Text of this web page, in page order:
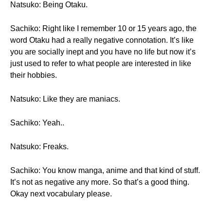
Natsuko: Being Otaku.
Sachiko: Right like I remember 10 or 15 years ago, the
word Otaku had a really negative connotation. It’s like
you are socially inept and you have no life but now it’s
just used to refer to what people are interested in like
their hobbies.
Natsuko: Like they are maniacs.
Sachiko: Yeah..
Natsuko: Freaks.
Sachiko: You know manga, anime and that kind of stuff.
It’s not as negative any more. So that’s a good thing.
Okay next vocabulary please.